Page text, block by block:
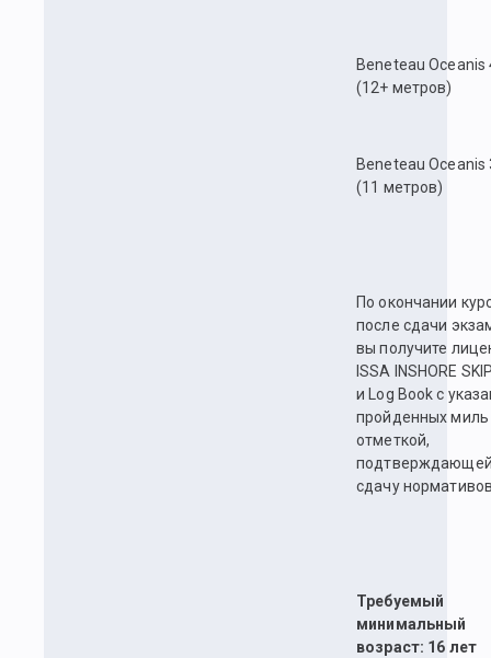
Beneteau Oceanis
(12+ метров)
Beneteau Oceanis
(11 метров)
По окончании
после сдачи
вы получите
ISSA INSHORE
и Log Book с
пройденных миль
отметкой,
сдачу
Требуемый
минимальный
возраст: 16 лет